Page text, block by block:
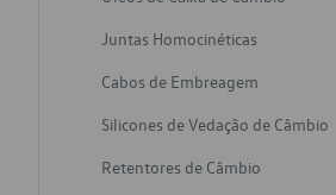
Juntas Homocinéticas
Cabos de Embreagem
Silicones de Vedação de Câmbio
Retentores de Câmbio